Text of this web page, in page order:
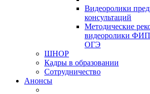
Видеоролики
консультаций
Методические
видеоролики
ОГЭ
ШНОР
Кадры в образовании
Сотрудничество
Анонсы